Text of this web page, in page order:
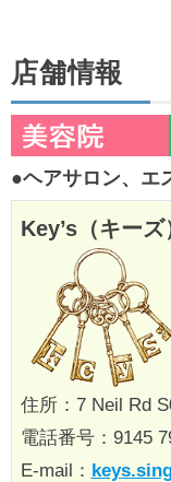
店舗情報
●ヘアサロン、エ
Key’s（キーズ
住所：7 Neil Rd
電話番号：9145
E-mail：